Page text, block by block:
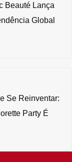
Beauté Lança
Global
Se Reinventar:
Party É